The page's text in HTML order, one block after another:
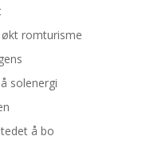
romturisme
solenergi
å bo